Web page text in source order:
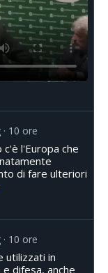
10 ore
c'è l'Europa che
di fare ulteriori
10 ore
utilizzati in
difesa, anche